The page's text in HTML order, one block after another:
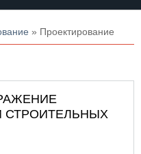
» Проектирование
СТРОИТЕЛЬНЫХ